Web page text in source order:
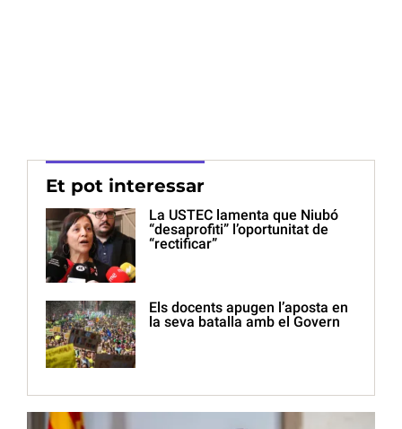
Et pot interessar
La USTEC lamenta que Niubó
“desaprofiti” l’oportunitat de
“rectificar”
Els docents apugen l’aposta en
la seva batalla amb el Govern